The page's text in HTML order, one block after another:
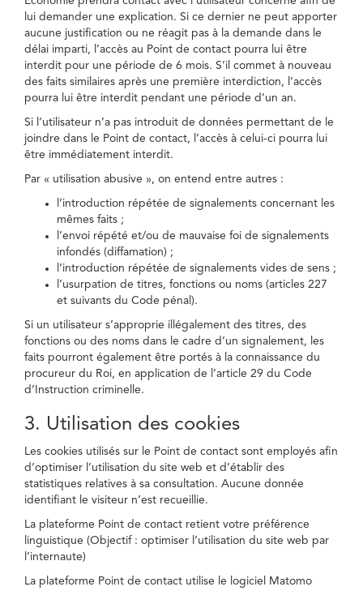
lui demander une explication. Si ce dernier ne peut apporter
aucune justification ou ne réagit pas à la demande dans le
délai imparti, l’accès au Point de contact pourra lui être
interdit pour une période de 6 mois. S’il commet à nouveau
des faits similaires après une première interdiction, l’accès
pourra lui être interdit pendant une période d’un an.
Si l’utilisateur n’a pas introduit de données permettant de le
joindre dans le Point de contact, l’accès à celui-ci pourra lui
être immédiatement interdit.
Par « utilisation abusive », on entend entre autres :
l’introduction répétée de signalements concernant les
mêmes faits ;
l’envoi répété et/ou de mauvaise foi de signalements
infondés (diffamation) ;
l’introduction répétée de signalements vides de sens ;
l’usurpation de titres, fonctions ou noms (articles 227
et suivants du Code pénal).
Si un utilisateur s’approprie illégalement des titres, des
fonctions ou des noms dans le cadre d’un signalement, les
faits pourront également être portés à la connaissance du
procureur du Roi, en application de l’article 29 du Code
d’Instruction criminelle.
3. Utilisation des cookies
Les cookies utilisés sur le Point de contact sont employés afin
d’optimiser l’utilisation du site web et d’établir des
statistiques relatives à sa consultation. Aucune donnée
identifiant le visiteur n’est recueillie.
La plateforme Point de contact retient votre préférence
linguistique (Objectif : optimiser l’utilisation du site web par
l’internaute)
La plateforme Point de contact utilise le logiciel Matomo